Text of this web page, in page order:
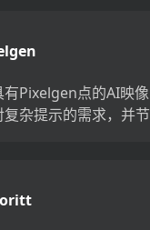
Pixelgen点的AI映
杂提示的需求，并